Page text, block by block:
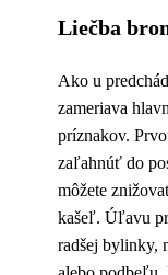
Liečba
Ako u
zameriava
príznakov.
zaľahnúť do
môžete
kašeľ. Úľavu
radšej bylinky,